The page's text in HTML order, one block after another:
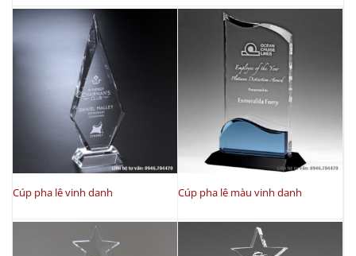
Cúp pha lê vinh danh Cúp pha lê màu vinh danh